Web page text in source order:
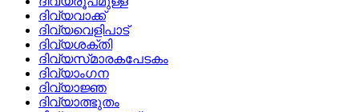
ദിവ്യവാക്ക്
ദിവ്യവെളിപാട്
ദിവ്യശക്തി
ദിവ്യസ്‌മാരകപേടകം
ദിവ്യാംഗന
ദിവ്യാജ്ഞ
ദിവ്യാത്ഭുതം